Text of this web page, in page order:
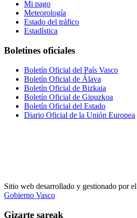
Mi pago
Meteorología
Estado del tráfico
Estadística
Boletines oficiales
Boletín Oficial del País Vasco
Boletín Oficial de Álava
Boletín Oficial de Bizkaia
Boletín Oficial de Gipuzkoa
Boletín Oficial del Estado
Diario Oficial de la Unión Europea
Sitio web desarrollado y gestionado por el
Gobierno Vasco
Gizarte sareak